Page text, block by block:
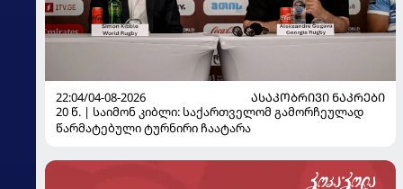
22:04/04-08-2026
ᲐᲡᲐᲙᲝᲑᲠᲘᲕᲘ ᲜᲐᲙᲠᲔᲑᲘ
20 წ. | საიმონ კიბლი: საქართველომ გამორჩეულად
წარმატებული ტურნირი ჩაატარა